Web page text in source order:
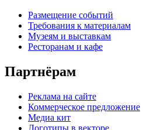
Размещение событий
Требования к материалам
Музеям и выставкам
Ресторанам и кафе
Партнёрам
Реклама на сайте
Коммерческое предложение
Медиа кит
Логотипы в векторе